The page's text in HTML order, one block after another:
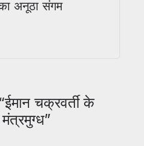
अनूठा संगम
ईमान चक्रवर्ती के
”